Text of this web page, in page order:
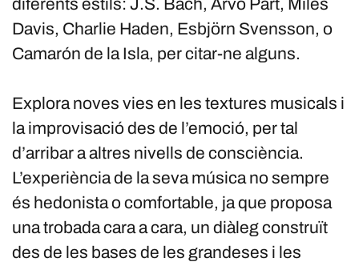
diferents estils: J.S. Bach, Arvo Pärt, Miles
Davis, Charlie Haden, Esbjörn Svensson, o
Camarón de la Isla, per citar-ne alguns.
Explora noves vies en les textures musicals i
la improvisació des de l’emoció, per tal
d’arribar a altres nivells de consciència.
L’experiència de la seva música no sempre
és hedonista o comfortable, ja que proposa
una trobada cara a cara, un diàleg construït
des de les bases de les grandeses i les